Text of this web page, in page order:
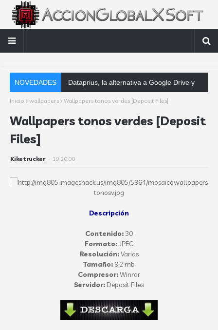
NOVEDADES Dataprius, la alternativa a Google Drive y Dropbox que las empresas deb
Inicio wallpapers Wallpapers tonos verdes [Deposit Files]
Wallpapers tonos verdes [Deposit
Files]
Kiketrucker - 19:20:00
Descripción
Contenido: 30
Formato:JPEG
Resolución:Varias
Tamaño: 9,2 mb
Compresor:Winrar
Servidor: Deposit Files